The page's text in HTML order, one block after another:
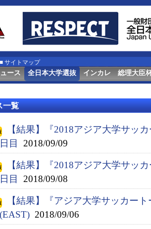
■ サイトマップ
ース 全日本大学選抜 インカレ 総理大臣
一覧
【結果】『2018アジア大学サッ
目
2018/09/09
【結果】『2018アジア大学サッ
目
2018/09/08
【結果】『アジア大学サッカー
2018/09/06